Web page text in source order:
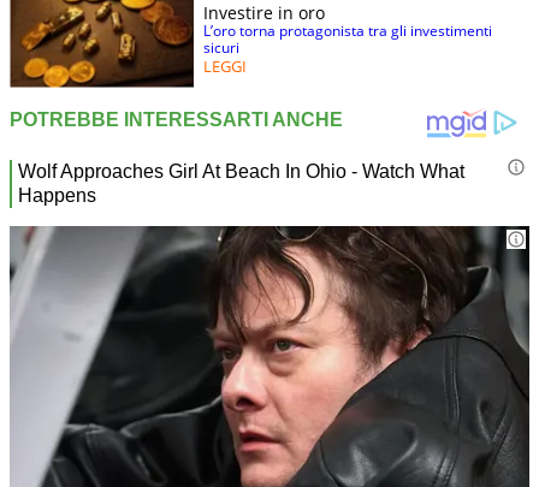
Investire in oro
L’oro torna protagonista tra gli investimenti
sicuri
LEGGI